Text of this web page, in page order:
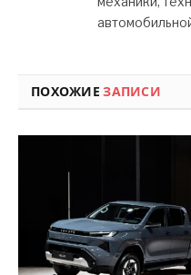
ПОХОЖИЕЗАПИСИ